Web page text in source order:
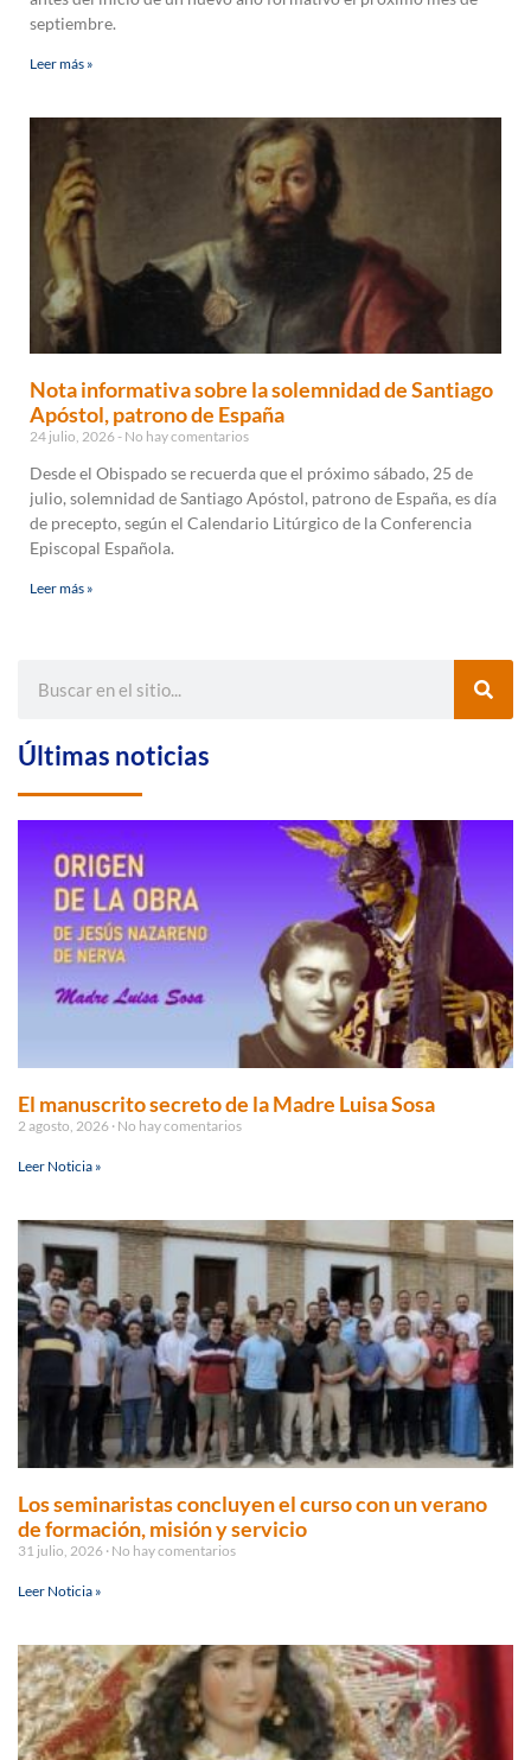
septiembre.
Leer más »
Nota informativa sobre la solemnidad de Santiago
Apóstol, patrono de España
24 julio, 2026 No hay comentarios
Desde el Obispado se recuerda que el próximo sábado, 25 de
julio, solemnidad de Santiago Apóstol, patrono de España, es día
de precepto, según el Calendario Litúrgico de la Conferencia
Episcopal Española.
Leer más »
Últimas noticias
El manuscrito secreto de la Madre Luisa Sosa
2 agosto, 2026 No hay comentarios
Leer Noticia »
Los seminaristas concluyen el curso con un verano
de formación, misión y servicio
31 julio, 2026 No hay comentarios
Leer Noticia »